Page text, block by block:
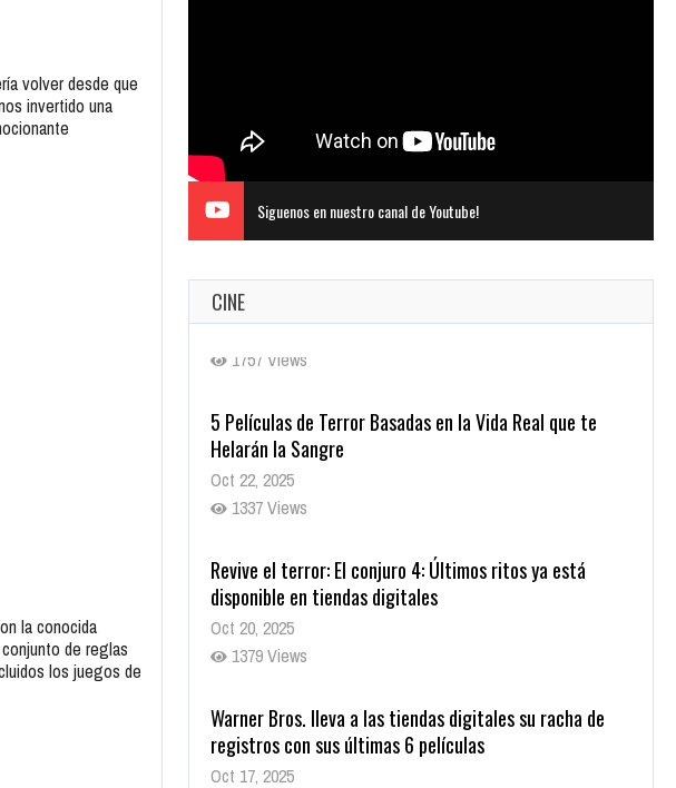
volver desde que
invertido una
la conocida
de reglas
los juegos de
Siguenos en nuestro canal de Youtube!
CINE
Helarán la Sangre
Oct 22, 2025
1337 Views
disponible en tiendas digitales
Oct 20, 2025
1379 Views
registros con sus últimas 6 películas
Oct 17, 2025
1435 Views